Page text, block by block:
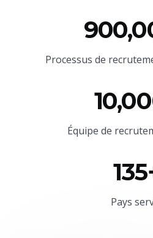
Processus de
Équipe de
Pays